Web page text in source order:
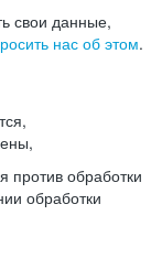
свои данные,
нас об этом.
против обработки
обработки